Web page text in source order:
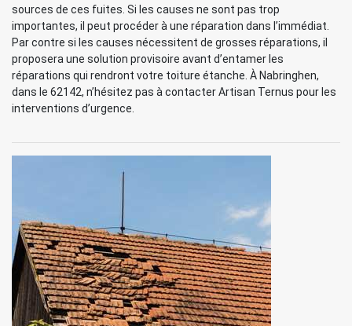
sources de ces fuites. Si les causes ne sont pas trop
importantes, il peut procéder à une réparation dans l’immédiat.
Par contre si les causes nécessitent de grosses réparations, il
proposera une solution provisoire avant d’entamer les
réparations qui rendront votre toiture étanche. À Nabringhen,
dans le 62142, n’hésitez pas à contacter Artisan Ternus pour les
interventions d’urgence.